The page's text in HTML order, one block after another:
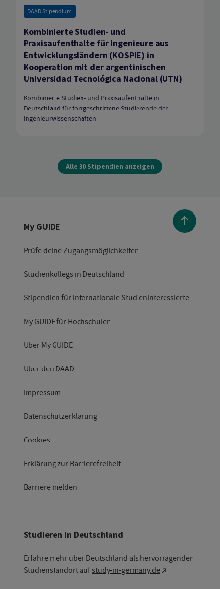
DAAD Stipendium
Kombinierte Studien- und
Praxisaufenthalte für Ingenieure aus
Entwicklungsländern (KOSPIE) in
Kooperation mit der argentinischen
Universidad Tecnológica Nacional (UTN)
Kombinierte Studien- und Praxisaufenthalte in
Deutschland für fortgeschrittene Studierende der
Ingenieurwissenschaften
Alle 30 Stipendien anzeigen
My GUIDE
Prüfe deine Zugangsmöglichkeiten
Studienkollegs in Deutschland
Stipendien für internationale Studieninteressierte
My GUIDE für Hochschulen
Über My GUIDE
Über den DAAD
Impressum
Datenschutzerklärung
Cookies
Erklärung zur Barrierefreiheit
Barriere melden
Studieren in Deutschland
Erfahre mehr über Deutschland als hervorragenden
Studienstandort auf study-in-germany.de